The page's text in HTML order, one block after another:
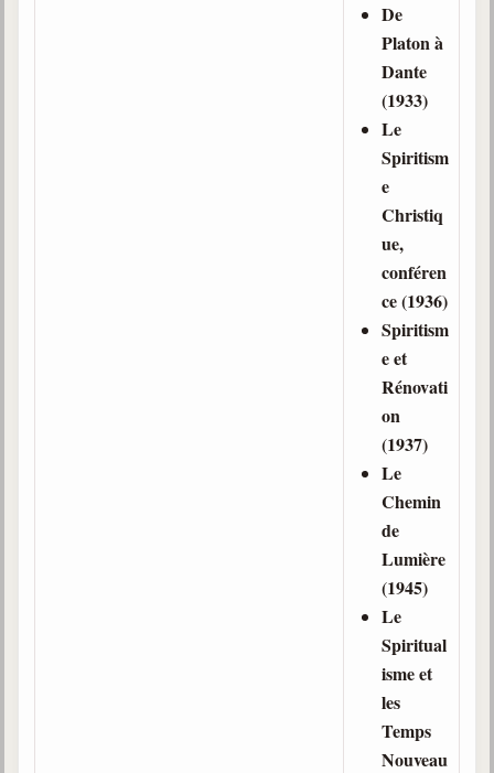
De
Platon à
Dante
(1933)
Le
Spiritism
e
Christiq
ue,
conféren
ce (1936)
Spiritism
e et
Rénovati
on
(1937)
Le
Chemin
de
Lumière
(1945)
Le
Spiritual
isme et
les
Temps
Nouveau